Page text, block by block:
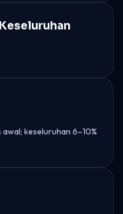
keseluruhan 6–10%